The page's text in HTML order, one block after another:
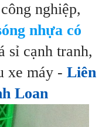
nghiệp,
nhựa có
sỉ cạnh tranh,
xe máy - Liên
Loan